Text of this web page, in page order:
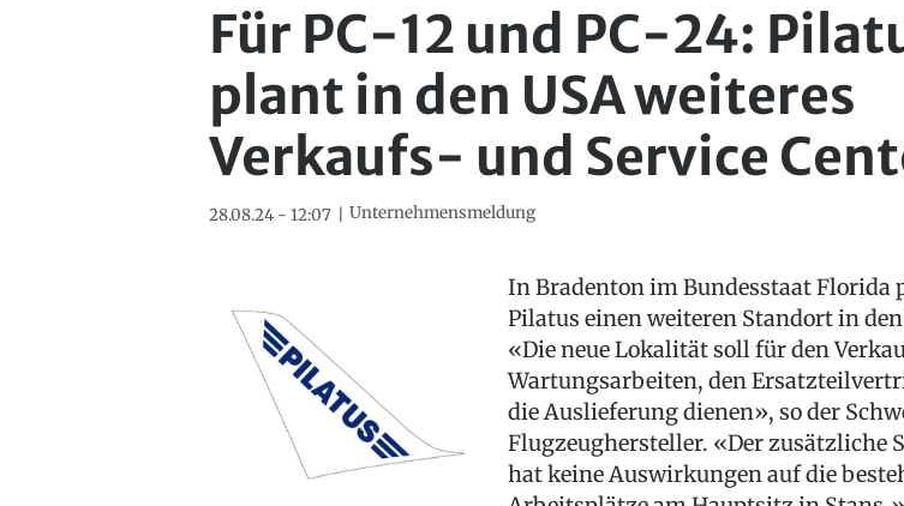
Für PC-12 und PC-24:
plant in den USA weiteres
Verkaufs- und Service
28.08.24 - 12:07 Unternehmensmeldung
In Bradenton im Bundesstaat Florida
Pilatus einen weiteren Standort in den
«Die neue Lokalität soll für den
Wartungsarbeiten, den
die Auslieferung dienen», so der
Flugzeughersteller. «Der zusätzliche
hat keine Auswirkungen auf die